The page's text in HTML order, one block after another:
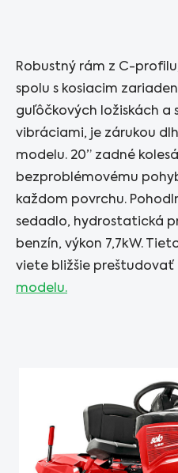
Robustný rám z C-
spolu s kosiacim
guľôčkových ložiskách a
vibráciami, je zárukou
modelu. 20” zadné
bezproblémovému
každom povrchu.
sedadlo, hydrostatická
benzín, výkon 7,7kW.
viete bližšie
modelu.